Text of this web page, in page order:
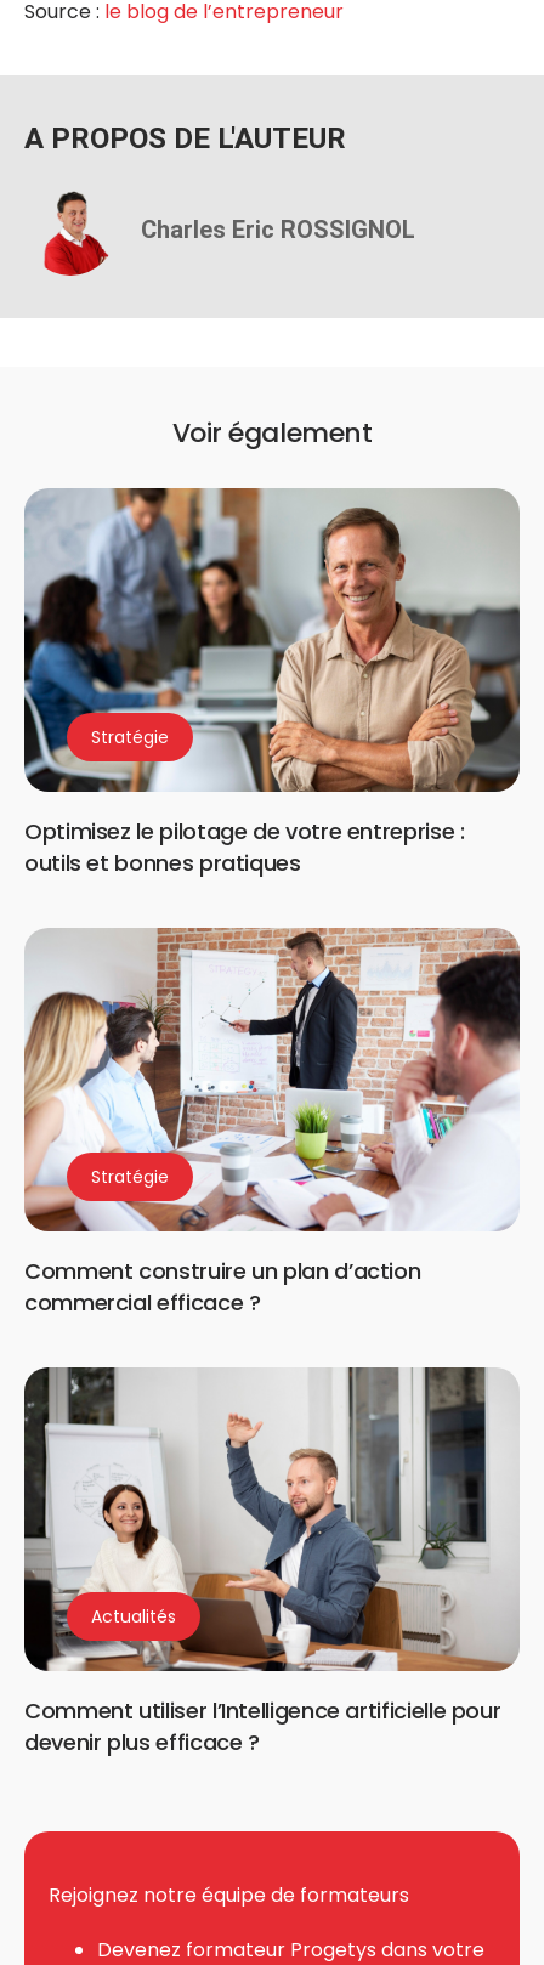
Source : le blog de l’entrepreneur
A PROPOS DE L'AUTEUR
Charles Eric ROSSIGNOL
Voir également
Optimisez le pilotage de votre entreprise :
outils et bonnes pratiques
Stratégie
Comment construire un plan d’action
commercial efficace ?
Stratégie
Comment utiliser l’Intelligence artificielle pour
devenir plus efficace ?
Actualités
Rejoignez notre équipe de formateurs
Devenez formateur Progetys dans votre